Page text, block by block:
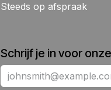
Steeds op afspraak
Schrijf je in voor